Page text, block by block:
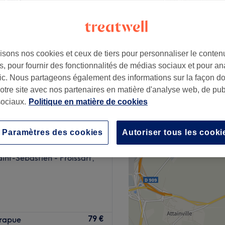
25 €
situé dans le 19ème
Laumière, à deux pas de
Soi chez Baïbaé
254 avis
Sébastien - Froissart,
79 €
nos cookies et ceux de tiers pour personnaliser le
pour fournir des fonctionnalités de médias sociaux et pour
Nous partageons également des informations sur la façon
site avec nos partenaires en matière d'analyse web, de
Politique en matière de cookies
Autoriser tous les
Paramètres des cookies